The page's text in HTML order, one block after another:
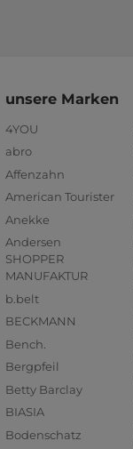
unsere Marken
4YOU
abro
Affenzahn
American Tourister
Anekke
Andersen
SHOPPER
MANUFAKTUR
b.belt
BECKMANN
Bench.
Bergpfeil
Betty Barclay
BIASIA
Bodenschatz